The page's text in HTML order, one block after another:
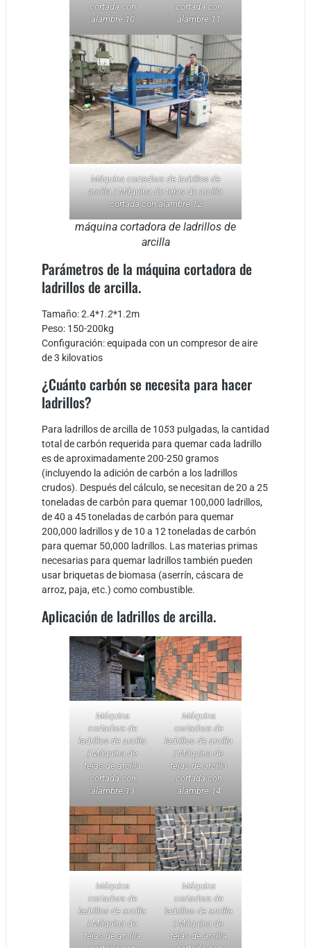
cortada con
alambre 10
cortada con
alambre 11
Máquina cortadora de ladrillos de
arcilla | Máquina de tejas de arcilla
cortada con alambre 12
máquina cortadora de ladrillos de
arcilla
Parámetros de la máquina cortadora de
ladrillos de arcilla.
Tamaño: 2.4*1.2*1.2m
Peso: 150-200kg
Configuración: equipada con un compresor de aire
de 3 kilovatios
¿Cuánto carbón se necesita para hacer
ladrillos?
Para ladrillos de arcilla de 1053 pulgadas, la cantidad
total de carbón requerida para quemar cada ladrillo
es de aproximadamente 200-250 gramos
(incluyendo la adición de carbón a los ladrillos
crudos). Después del cálculo, se necesitan de 20 a 25
toneladas de carbón para quemar 100,000 ladrillos,
de 40 a 45 toneladas de carbón para quemar
200,000 ladrillos y de 10 a 12 toneladas de carbón
para quemar 50,000 ladrillos. Las materias primas
necesarias para quemar ladrillos también pueden
usar briquetas de biomasa (aserrín, cáscara de
arroz, paja, etc.) como combustible.
Aplicación de ladrillos de arcilla.
Máquina
cortadora de
ladrillos de arcilla
| Máquina de
tejas de arcilla
cortada con
alambre 13
Máquina
cortadora de
ladrillos de arcilla
| Máquina de
tejas de arcilla
cortada con
alambre 14
Máquina
cortadora de
ladrillos de arcilla
| Máquina de
tejas de arcilla
Máquina
cortadora de
ladrillos de arcilla
| Máquina de
tejas de arcilla